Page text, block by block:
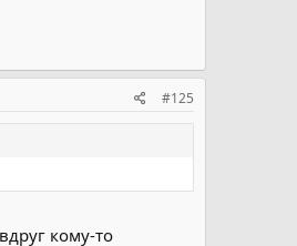
#125
кому-то